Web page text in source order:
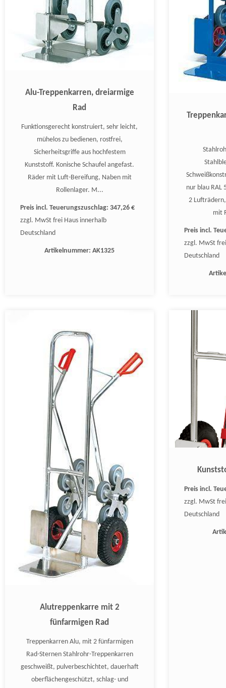
Alu-Treppenkarren, dreiarmige
Rad
Funktionsgerecht konstruiert, sehr leicht,
mühelos zu bedienen, rostfrei,
Sicherheitsgriffe aus hochfestem
Kunststoff. Konische Schaufel angefast.
Räder mit Luft-Bereifung, Naben mit
Rollenlager. M...
Preis incl. Teuerungszuschlag: 347,26 €
zzgl. MwSt frei Haus innerhalb
Deutschland
Artikelnummer: AK1325
nur blau RAL
2
mit
Preis incl.
zzgl. MwSt
Deutschland
Alutreppenkarre mit 2
fünfarmigen Rad
Treppenkarren Alu, mit 2 fünfarmigen
Rad-Sternen Stahlrohr-Treppenkarren
geschweißt, pulverbeschichtet, dauerhaft
oberflächengeschützt, schlag- und
Preis incl.
zzgl. MwSt
Deutschland